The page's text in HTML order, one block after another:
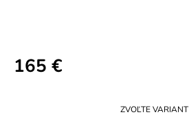
165 €
ZVOĽTE VARIANT